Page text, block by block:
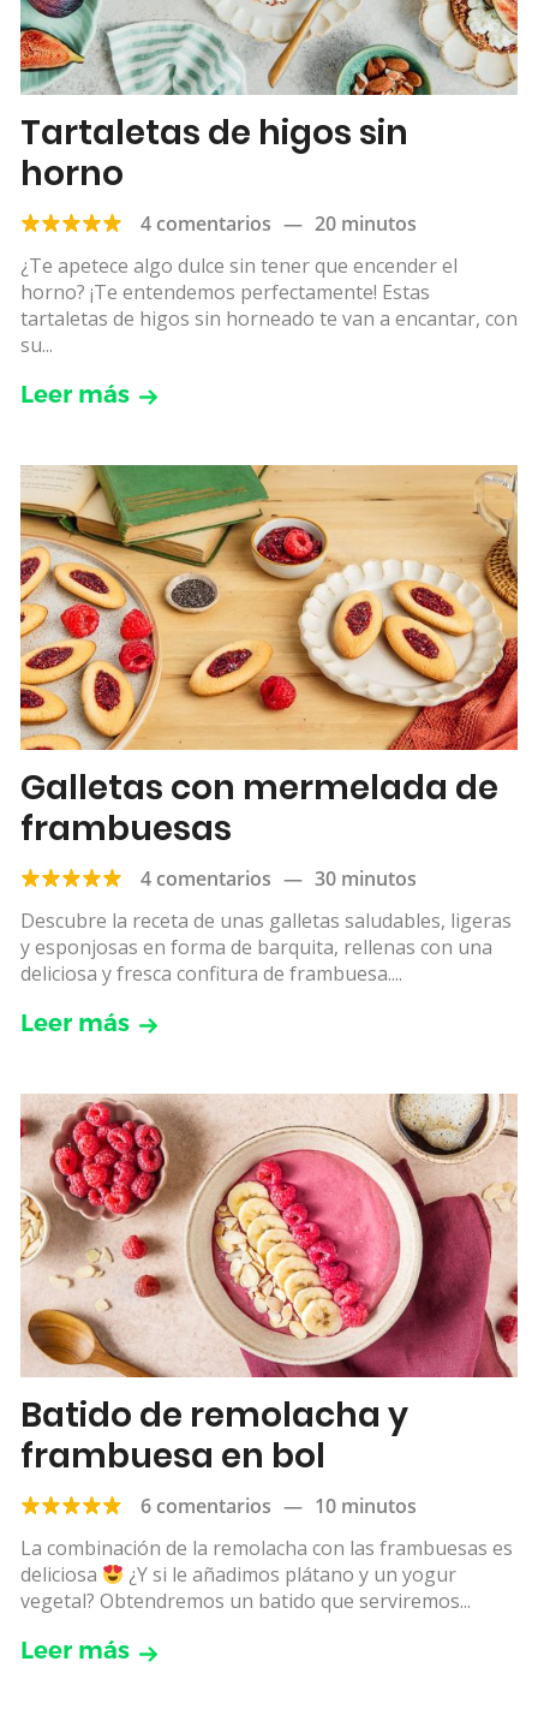
Tartaletas de higos sin
horno
4 comentarios — 20 minutos
¿Te apetece algo dulce sin tener que encender el
horno? ¡Te entendemos perfectamente! Estas
tartaletas de higos sin horneado te van a encantar, con
su...
Leer más
Galletas con mermelada de
frambuesas
4 comentarios — 30 minutos
Descubre la receta de unas galletas saludables, ligeras
y esponjosas en forma de barquita, rellenas con una
deliciosa y fresca confitura de frambuesa....
Leer más
Batido de remolacha y
frambuesa en bol
6 comentarios — 10 minutos
La combinación de la remolacha con las frambuesas es
deliciosa
¿Y si le añadimos plátano y un yogur
vegetal? Obtendremos un batido que serviremos...
Leer más